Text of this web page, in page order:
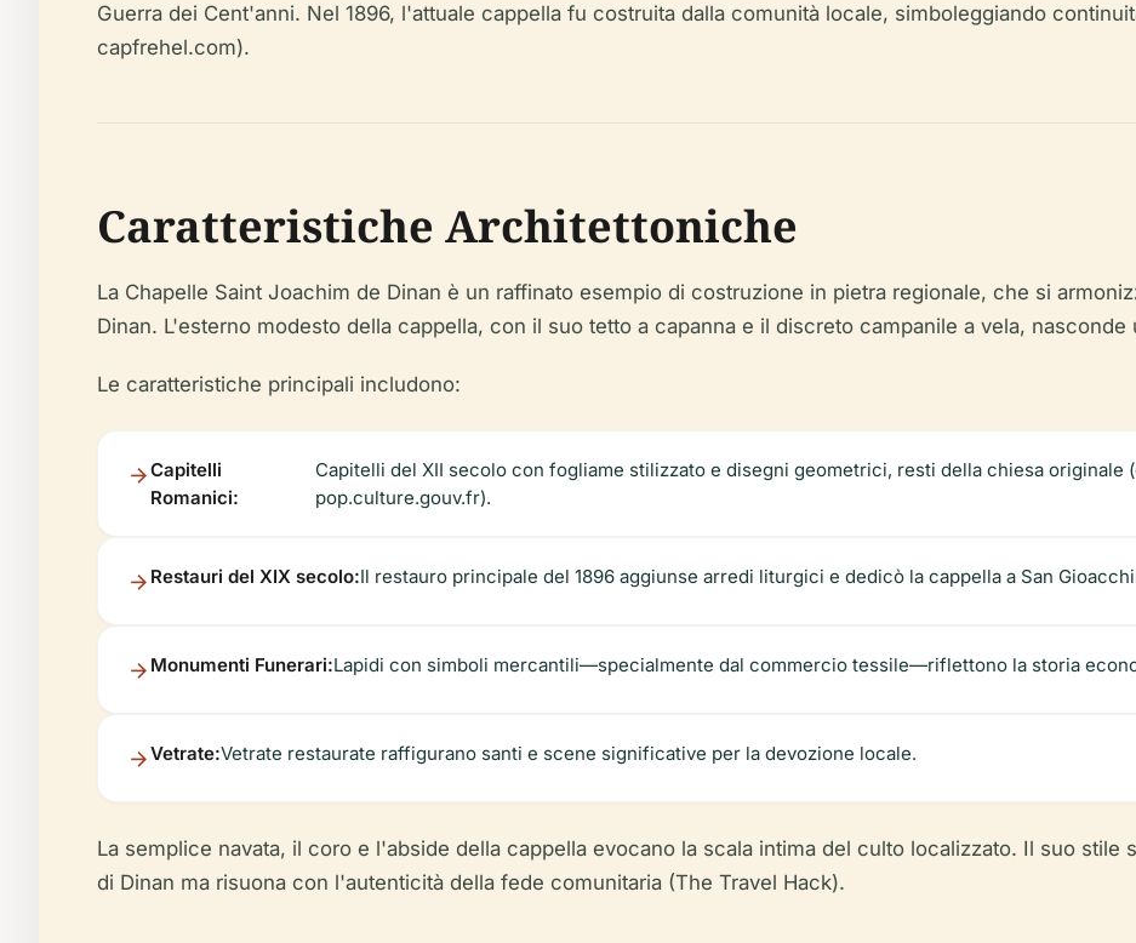
Guerra dei Cent'anni. Nel 1896, l'attuale cappella fu costruita dalla comunità locale, simboleggiando
capfrehel.com).
Caratteristiche Architettoniche
La Chapelle Saint Joachim de Dinan è un raffinato esempio di costruzione in pietra regionale, che si
Dinan. L'esterno modesto della cappella, con il suo tetto a capanna e il discreto campanile a vela,
Le caratteristiche principali includono:
Capitelli
Romanici:
Capitelli del XII secolo con fogliame stilizzato e disegni geometrici, resti della chiesa originale
pop.culture.gouv.fr).
Restauri del XIX secolo:Il restauro principale del 1896 aggiunse arredi liturgici e dedicò la cappella a San
Monumenti Funerari:Lapidi con simboli mercantili—specialmente dal commercio tessile—riflettono la storia
Vetrate:Vetrate restaurate raffigurano santi e scene significative per la devozione locale.
La semplice navata, il coro e l'abside della cappella evocano la scala intima del culto localizzato. Il suo stile
di Dinan ma risuona con l'autenticità della fede comunitaria (The Travel Hack).